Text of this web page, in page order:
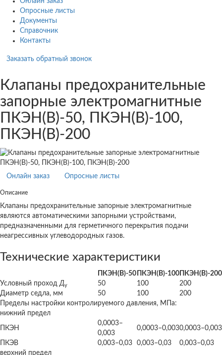
Опросные листы
Документы
Справочник
Контакты
Заказать обратный звонок
Клапаны предохранительные
запорные электромагнитные
ПКЭН(В)-50, ПКЭН(В)-100,
ПКЭН(В)-200
Онлайн заказ Опросные листы
Описание
Клапаны предохранительные запорные электромагнитные
являются автоматическими запорными устройствами,
предназначенными для герметичного перекрытия подачи
неагрессивных углеводородных газов.
Технические характеристики
ПКЭН(В)-50 ПКЭН(В)-100 ПКЭН(В)-200
Условный проходДу 50 100
200
Диаметр седла, мм
50 100
200
Пределы настройки контролируемого давления, МПа:
нижний предел
ПКЭН
0,0003–
0,003
0,0003–0,0030,0003–0,003
ПКЭВ 0,003–0,03 0,003–0,03
0,003–0,03
верхний предел